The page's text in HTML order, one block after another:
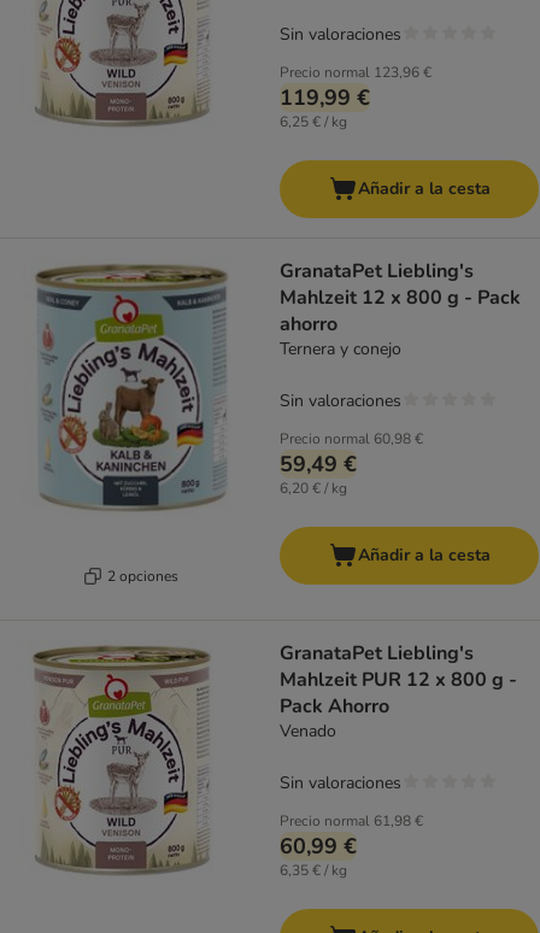
Precio normal 123,96 €
119,99 €
6,25 € / kg
Sin valoraciones
Añadir a la cesta
2 opciones
GranataPet Liebling's
Mahlzeit 12 x 800 g - Pack
ahorro
Ternera y conejo
Precio normal 60,98 €
59,49 €
6,20 € / kg
Sin valoraciones
Añadir a la cesta
GranataPet Liebling's
Mahlzeit PUR 12 x 800 g -
Pack Ahorro
Venado
Precio normal 61,98 €
60,99 €
6,35 € / kg
Sin valoraciones